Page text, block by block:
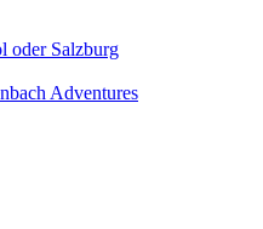
oder Salzburg
Adventures